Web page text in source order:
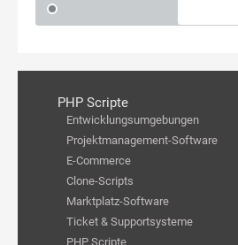
PHP Scripte
Entwicklungsumgebungen
Projektmanagement-Software
E-Commerce
Clone-Scripts
Marktplatz-Software
Ticket & Supportsysteme
PHP Scripte